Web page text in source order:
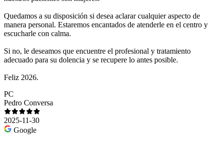
Quedamos a su disposición si desea aclarar cualquier aspecto de
manera personal. Estaremos encantados de atenderle en el centro y
escucharle con calma.
Si no, le deseamos que encuentre el profesional y tratamiento
adecuado para su dolencia y se recupere lo antes posible.
Feliz 2026.
PC
Pedro Conversa
2025-11-30
Google